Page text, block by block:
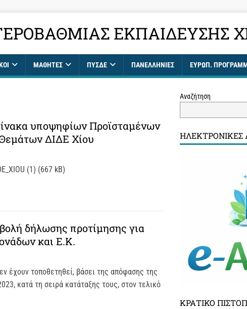
ΕΚΠΑΊΔΕΥΣΗΣ
ΜΑΘΗΤΈΣ ΠΥΣΔΕ ΠΑΝΕΛΛΉΝΙΕΣ ΕΥΡΩΠ.
υποψηφίων Προϊσταμένων
ΔΙΔΕ Χίου
(1) (667 kB)
δήλωσης προτίμησης για
και Ε.Κ.
έχουν τοποθετηθεί, βάσει της απόφασης της
κατά τη σειρά κατάταξης τους, στον τελικό
Αναζήτηση
ΗΛΕΚΤΡΟΝΙΚΈΣ
ΚΡΑΤΙΚΌ